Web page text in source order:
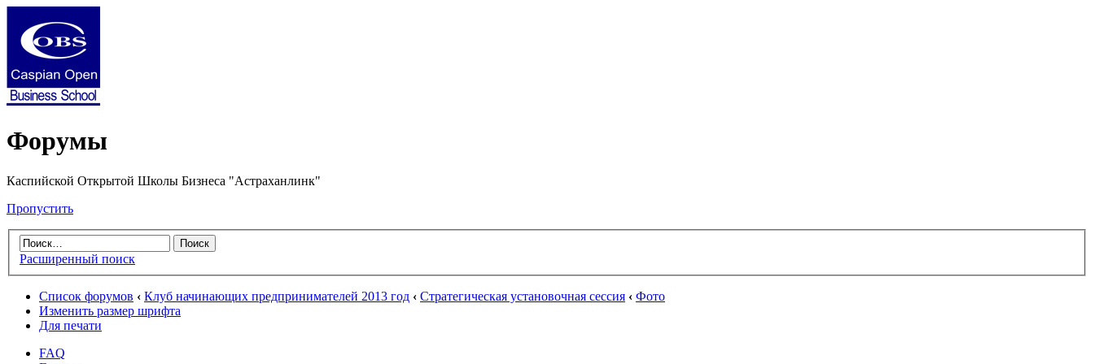
Форумы
Каспийской Открытой Школы Бизнеса "Астраханлинк"
Пропустить
Расширенный поиск
Список форумов ‹ Клуб начинающих предпринимателей 2013 год ‹ Стратегическая установочная сессия ‹ Фото
Изменить размер шрифта
Для печати
FAQ